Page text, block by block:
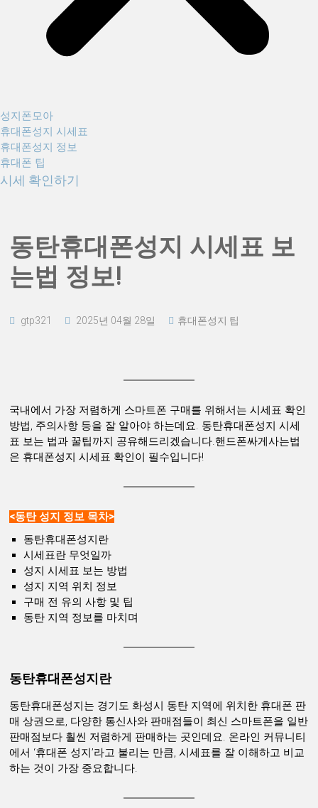
성지폰모아
휴대폰성지 시세표
휴대폰성지 정보
휴대폰 팁
시세 확인하기
동탄휴대폰성지 시세표 보
는법 정보!
gtp321 2025년 04월 28일 휴대폰성지 팁
국내에서 가장 저렴하게 스마트폰 구매를 위해서는 시세표 확인
방법, 주의사항 등을 잘 알아야 하는데요. 동탄휴대폰성지 시세
표 보는 법과 꿀팁까지 공유해드리겠습니다.핸드폰싸게사는법
은 휴대폰성지 시세표 확인이 필수입니다!
<동탄 성지 정보 목차>
동탄휴대폰성지란
시세표란 무엇일까
성지 시세표 보는 방법
성지 지역 위치 정보
구매 전 유의 사항 및 팁
동탄 지역 정보를 마치며
동탄휴대폰성지란
동탄휴대폰성지는 경기도 화성시 동탄 지역에 위치한 휴대폰 판
매 상권으로, 다양한 통신사와 판매점들이 최신 스마트폰을 일반
판매점보다 훨씬 저렴하게 판매하는 곳인데요. 온라인 커뮤니티
에서 ‘휴대폰 성지’라고 불리는 만큼, 시세표를 잘 이해하고 비교
하는 것이 가장 중요합니다.